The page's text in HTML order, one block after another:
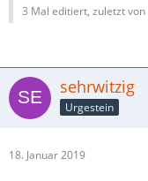
3 Mal editiert, zuletzt von
sehrwitzig
Urgestein
18. Januar 2019